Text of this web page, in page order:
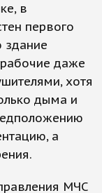
в
первого
здание
даже
хотя
дыма и
а
МЧС